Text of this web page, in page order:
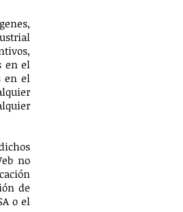
en el
en el
no
de
o el